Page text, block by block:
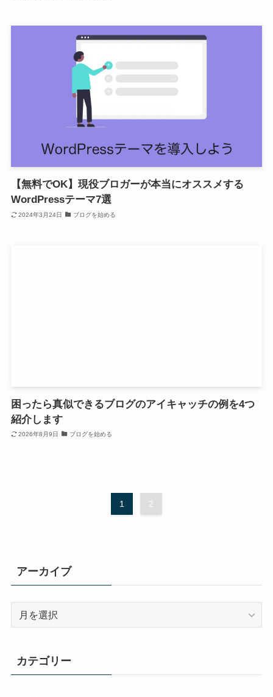
【無料でOK】現役ブロガーが本当にオススメする
WordPressテーマ7選
2024年3月24日 ブログを始める
困ったら真似できるブログのアイキャッチの例を4つ
紹介します
2026年8月9日 ブログを始める
1 2
アーカイブ
ブ
カテゴリー